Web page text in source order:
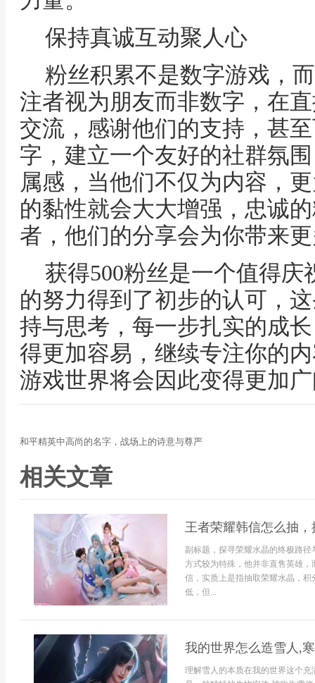
保持真诚互动聚人心
粉丝积累不是数字游戏，
注者视为朋友而非数字，在
交流，感谢他们的支持，甚
字，建立一个友好的社群氛
属感，当他们不仅为内容，
的黏性就会大大增强，忠诚
者，他们的分享会为你带来
获得500粉丝是一个值得
的努力得到了初步的认可，
持与思考，每一步扎实的成
得更加容易，继续专注你的
游戏世界将会因此变得更加
和平精英中高尚的名字，战场上的诗意与尊严
相关文章
王者荣耀韩信怎么抽
副标题，探寻荣耀水晶的终极路
方式较为特殊，他并非直售英雄
信，实质上是指抽取荣耀水晶，
低，但...
我的世界怎么造雪人,
理解雪人的本质在我的世界这个